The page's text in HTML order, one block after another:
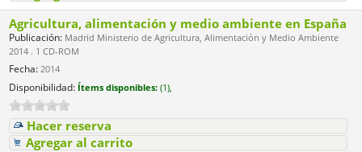
Agricultura, alimentación y medio ambiente en España
Publicación: Madrid Ministerio de Agricultura, Alimentación y Medio Ambiente
2014 . 1 CD-ROM
Fecha: 2014
Disponibilidad: Ítems disponibles: (1),
Hacer reserva
Agregar al carrito